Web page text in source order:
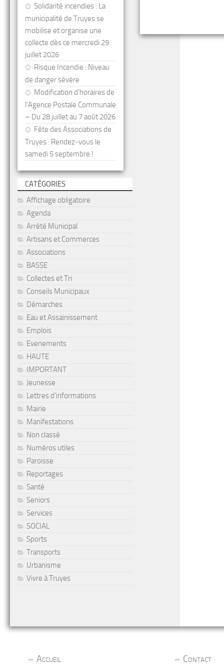
Solidarité incendies : La
municipalité de Truyes se
mobilise et organise une
collecte dès ce mercredi 29
juillet 2026
Risque Incendie : Niveau
de danger sévère
Modification d’horaires de
l’Agence Postale Communale
– Du 28 juillet au 7 août 2026
Fête des Associations de
Truyes : Rendez-vous le
samedi 5 septembre !
CATÉGORIES
Affichage obligatoire
Agenda
Arrêté Municipal
Artisans et Commerces
Associations
BASSE
Collectes et Tri
Conseils Municipaux
Démarches
Eau et Assainissement
Emplois
Evenements
HAUTE
IMPORTANT
Jeunesse
Lettres d'informations
Mairie
Manifestations
Non classé
Numéros utiles
Paroisse
Reportages
Santé
Seniors
Services
SOCIAL
Sports
Transports
Urbanisme
Vivre à Truyes
Accueil
Contact